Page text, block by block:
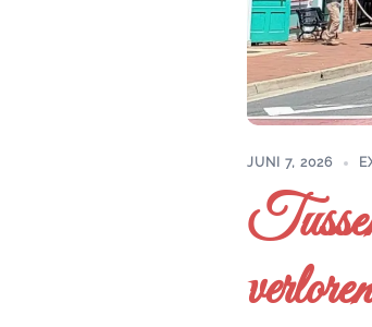
JUNI 7, 2026